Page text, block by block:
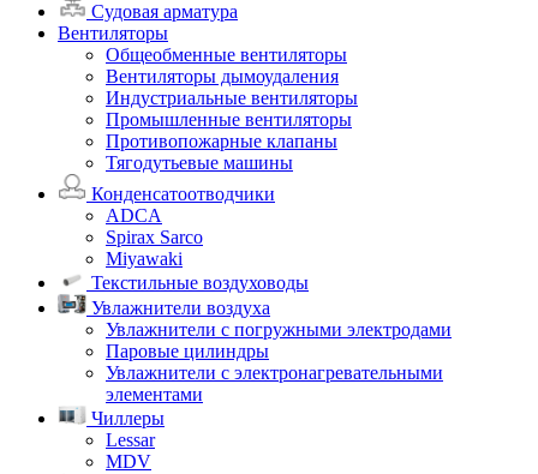
Судовая арматура
Вентиляторы
Общеобменные вентиляторы
Вентиляторы дымоудаления
Индустриальные вентиляторы
Промышленные вентиляторы
Противопожарные клапаны
Тягодутьевые машины
Конденсатоотводчики
ADCA
Spirax Sarco
Miyawaki
Текстильные воздуховоды
Увлажнители воздуха
Увлажнители с погружными электродами
Паровые цилиндры
Увлажнители с электронагревательными
элементами
Чиллеры
Lessar
MDV